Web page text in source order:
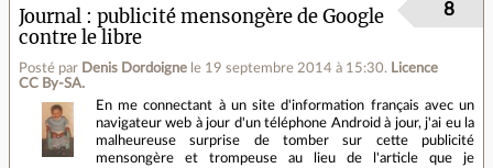
Journal
publicité mensongère de Google
contre le libre
Posté par Denis Dordoigne le 19 septembre 2014 à 15:30. Licence
CC By‑SA.
8
En me connectant à un site d'information français avec un
navigateur web à jour d'un téléphone Android à jour, j'ai eu la
malheureuse surprise de tomber sur cette publicité
mensongère et trompeuse au lieu de l'article que je